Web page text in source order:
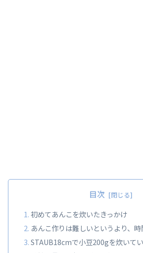
目次
初めてあんこを炊いたきっかけ
あんこ作りは難しいというより、
STAUB18cmで小豆200gを炊いて